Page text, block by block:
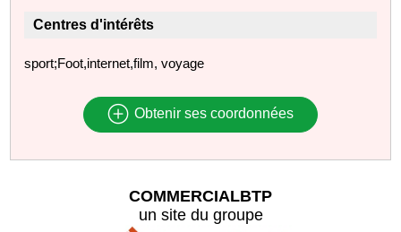
Centres d'intérêts
sport;Foot,internet,film, voyage
Obtenir ses coordonnées
COMMERCIALBTP
un site du groupe